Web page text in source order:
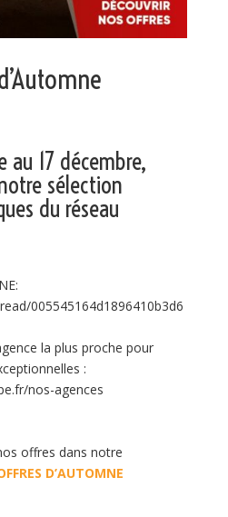
au 17 décembre,
sélection
du réseau
005545164d1896410b3d6
la plus proche pour
:
nos-agences
offres dans notre
D’AUTOMNE